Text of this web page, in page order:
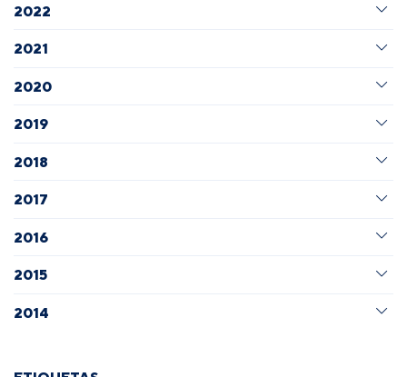
2022
2021
2020
2019
2018
2017
2016
2015
2014